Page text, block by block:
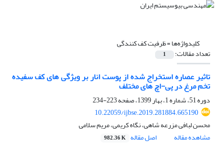
کلیدواژه‌ها =ظرفیت کف کنندگی
تعداد مقالات: 1
تاثیر عصاره استخراج شده از پوست انار بر ویژگی های کف سفیده
تخم مرغ در پی-اچ های مختلف
دوره 51، شماره 1، بهار 1399، صفحه
223-234
10.22059/ijbse.2019.281884.665190
محسن لبافی مزرعه شاهی، نگاه کریمی، مریم سلامی
مشاهده مقاله
اصل مقاله 982.36 K